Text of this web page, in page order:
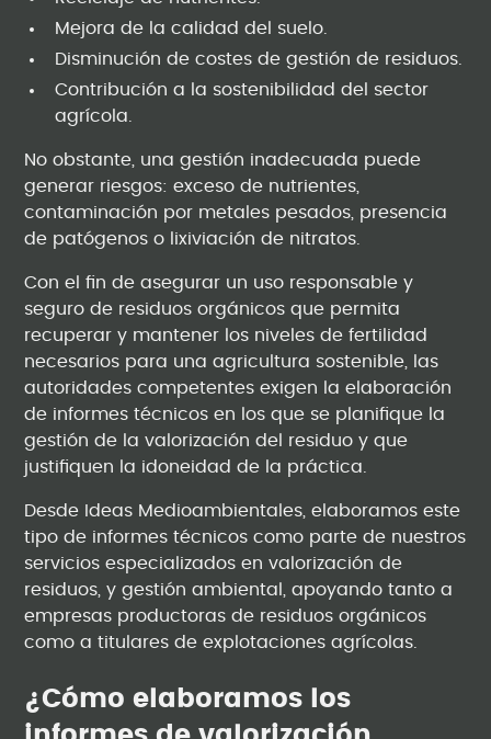
Mejora de la calidad del suelo.
Disminución de costes de gestión de residuos.
Contribución a la sostenibilidad del sector
agrícola.
No obstante, una gestión inadecuada puede
generar riesgos: exceso de nutrientes,
contaminación por metales pesados, presencia
de patógenos o lixiviación de nitratos.
Con el fin de asegurar un uso responsable y
seguro de residuos orgánicos que permita
recuperar y mantener los niveles de fertilidad
necesarios para una agricultura sostenible, las
autoridades competentes exigen la elaboración
de informes técnicos en los que se planifique la
gestión de la valorización del residuo y que
justifiquen la idoneidad de la práctica.
Desde Ideas Medioambientales, elaboramos este
tipo de informes técnicos como parte de nuestros
servicios especializados en valorización de
residuos, y gestión ambiental, apoyando tanto a
empresas productoras de residuos orgánicos
como a titulares de explotaciones agrícolas.
¿Cómo elaboramos los